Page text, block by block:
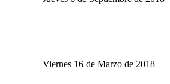
Viernes 16 de Marzo de 2018